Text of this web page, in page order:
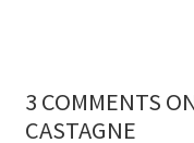
3 COMMENTS
CASTAGNE